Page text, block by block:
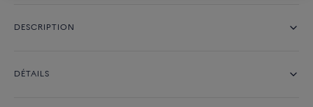
DESCRIPTION
DÉTAILS